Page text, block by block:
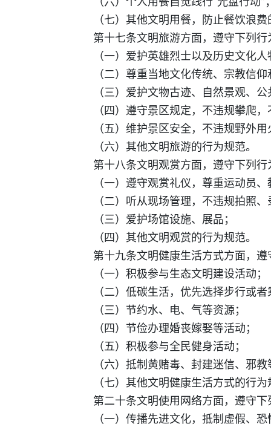
（七）其他文明用餐，防止餐饮浪费
第十七条文明旅游方面，遵守下列行
（一）爱护英雄烈士以及历史文化人
（二）尊重当地文化传统、宗教信仰
（三）爱护文物古迹、自然景观、公
（四）遵守景区规定，不违规攀爬，
（五）维护景区安全，不违规野外用
（六）其他文明旅游的行为规范。
第十八条文明观赏方面，遵守下列行
（一）遵守观赏礼仪，尊重运动员、
（二）听从现场管理，不违规拍照、
（三）爱护场馆设施、展品；
（四）其他文明观赏的行为规范。
第十九条文明健康生活方式方面，遵
（一）积极参与生态文明建设活动；
（二）低碳生活，优先选择步行或者
（三）节约水、电、气等资源；
（四）节俭办理婚丧嫁娶等活动；
（五）积极参与全民健身活动；
（六）抵制黄赌毒、封建迷信、邪教
（七）其他文明健康生活方式的行为
第二十条文明使用网络方面，遵守下
（一）传播先进文化，抵制虚假、恐